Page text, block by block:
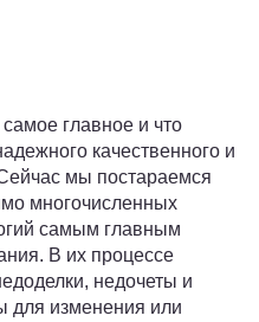
самое главное и что
качественного и
мы постараемся
многочисленных
самым главным
В их процессе
недочеты и
для изменения или